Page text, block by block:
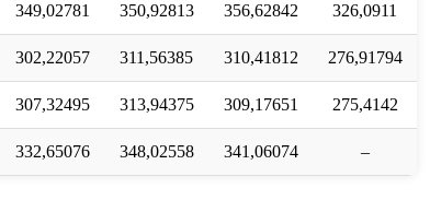
349,02781 350,92813 356,62842 326,0911
302,22057 311,56385 310,41812 276,91794
307,32495 313,94375 309,17651 275,4142
332,65076 348,02558 341,06074 –